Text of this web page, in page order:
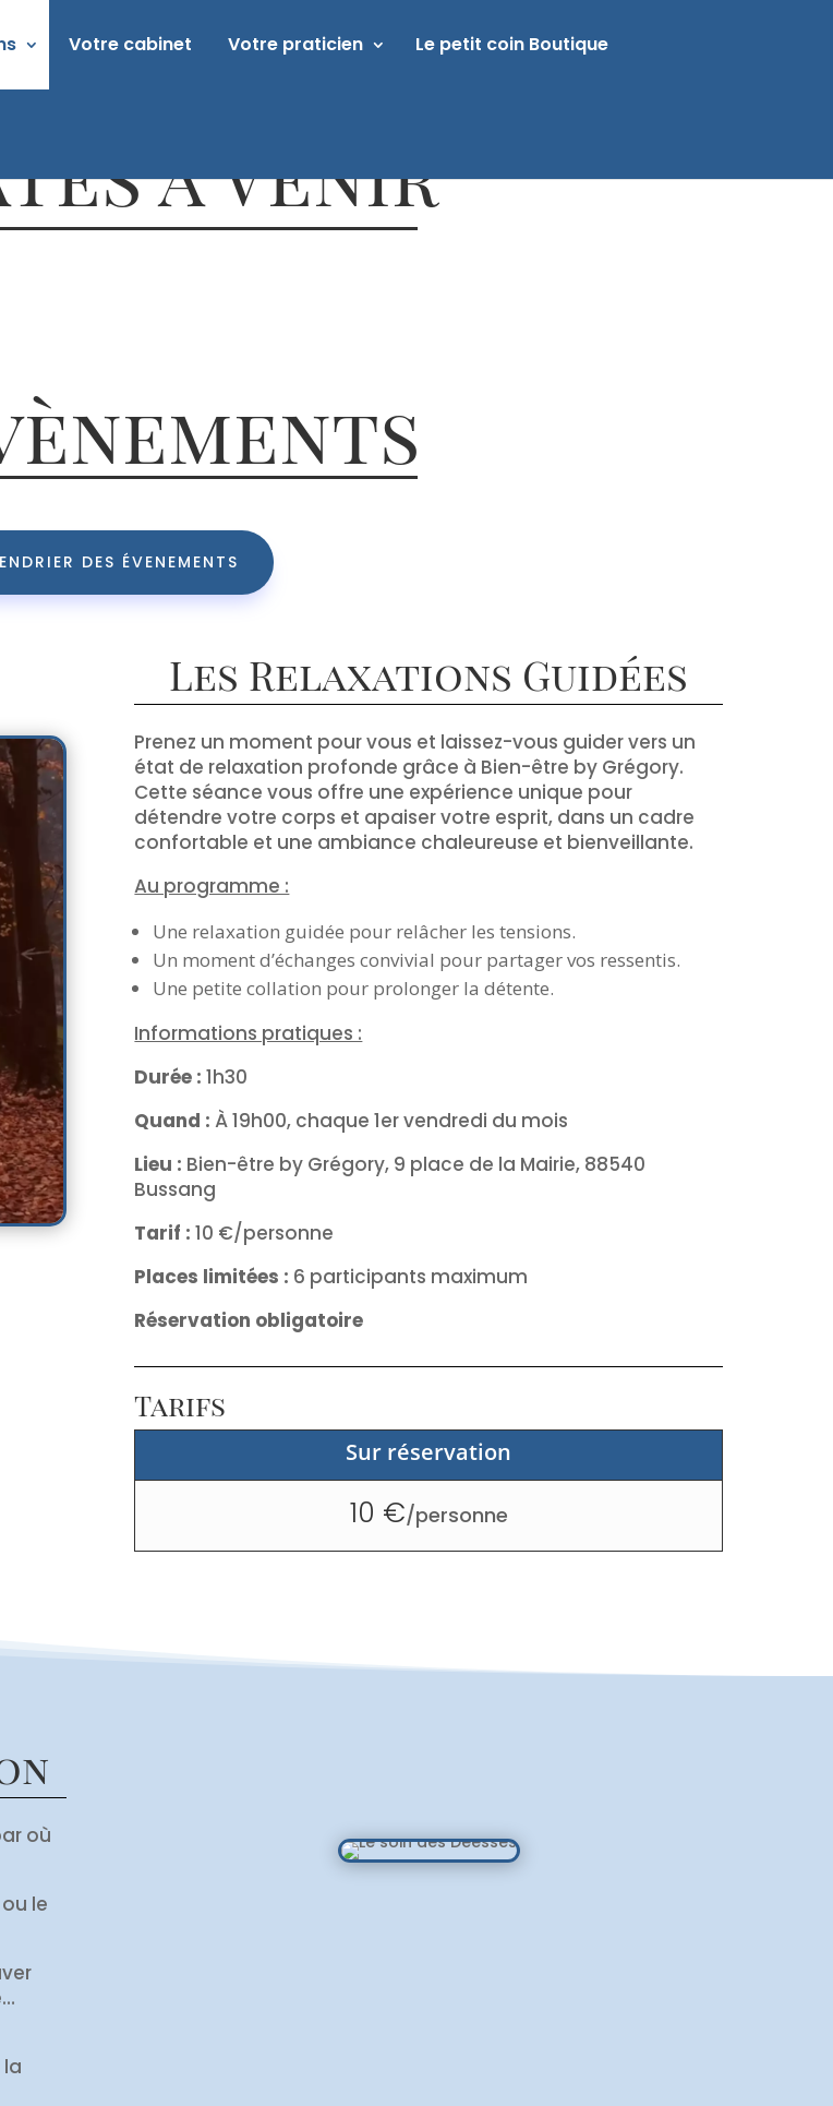
Votre cabinet Votre praticien Le petit coin Boutique
à Venir
DES ÉVENEMENTS
Les Relaxations Guidées
Prenez un moment pour vous et laissez-vous guider vers un
état de relaxation profonde grâce à Bien-être by Grégory.
Cette séance vous offre une expérience unique pour
détendre votre corps et apaiser votre esprit, dans un cadre
confortable et une ambiance chaleureuse et bienveillante.
Au programme :
Une relaxation guidée pour relâcher les tensions.
Un moment d’échanges convivial pour partager vos ressentis.
Une petite collation pour prolonger la détente.
Informations pratiques :
Durée : 1h30
Quand : À 19h00, chaque 1er vendredi du mois
Lieu : Bien-être by Grégory, 9 place de la Mairie, 88540
Bussang
Tarif : 10 €/personne
Places limitées : 6 participants maximum
Réservation obligatoire
Tarifs
Sur réservation
10 /personne
où
le